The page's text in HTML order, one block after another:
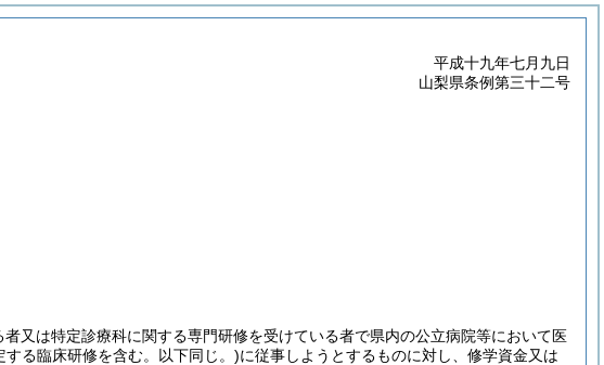
平成十九年七月九日
山梨県条例第三十二号
又は特定診療科に関する専門研修を受けている者で県内の公立病院等において医
る臨床研修を含む。以下同じ。)に従事しようとするものに対し、修学資金又は